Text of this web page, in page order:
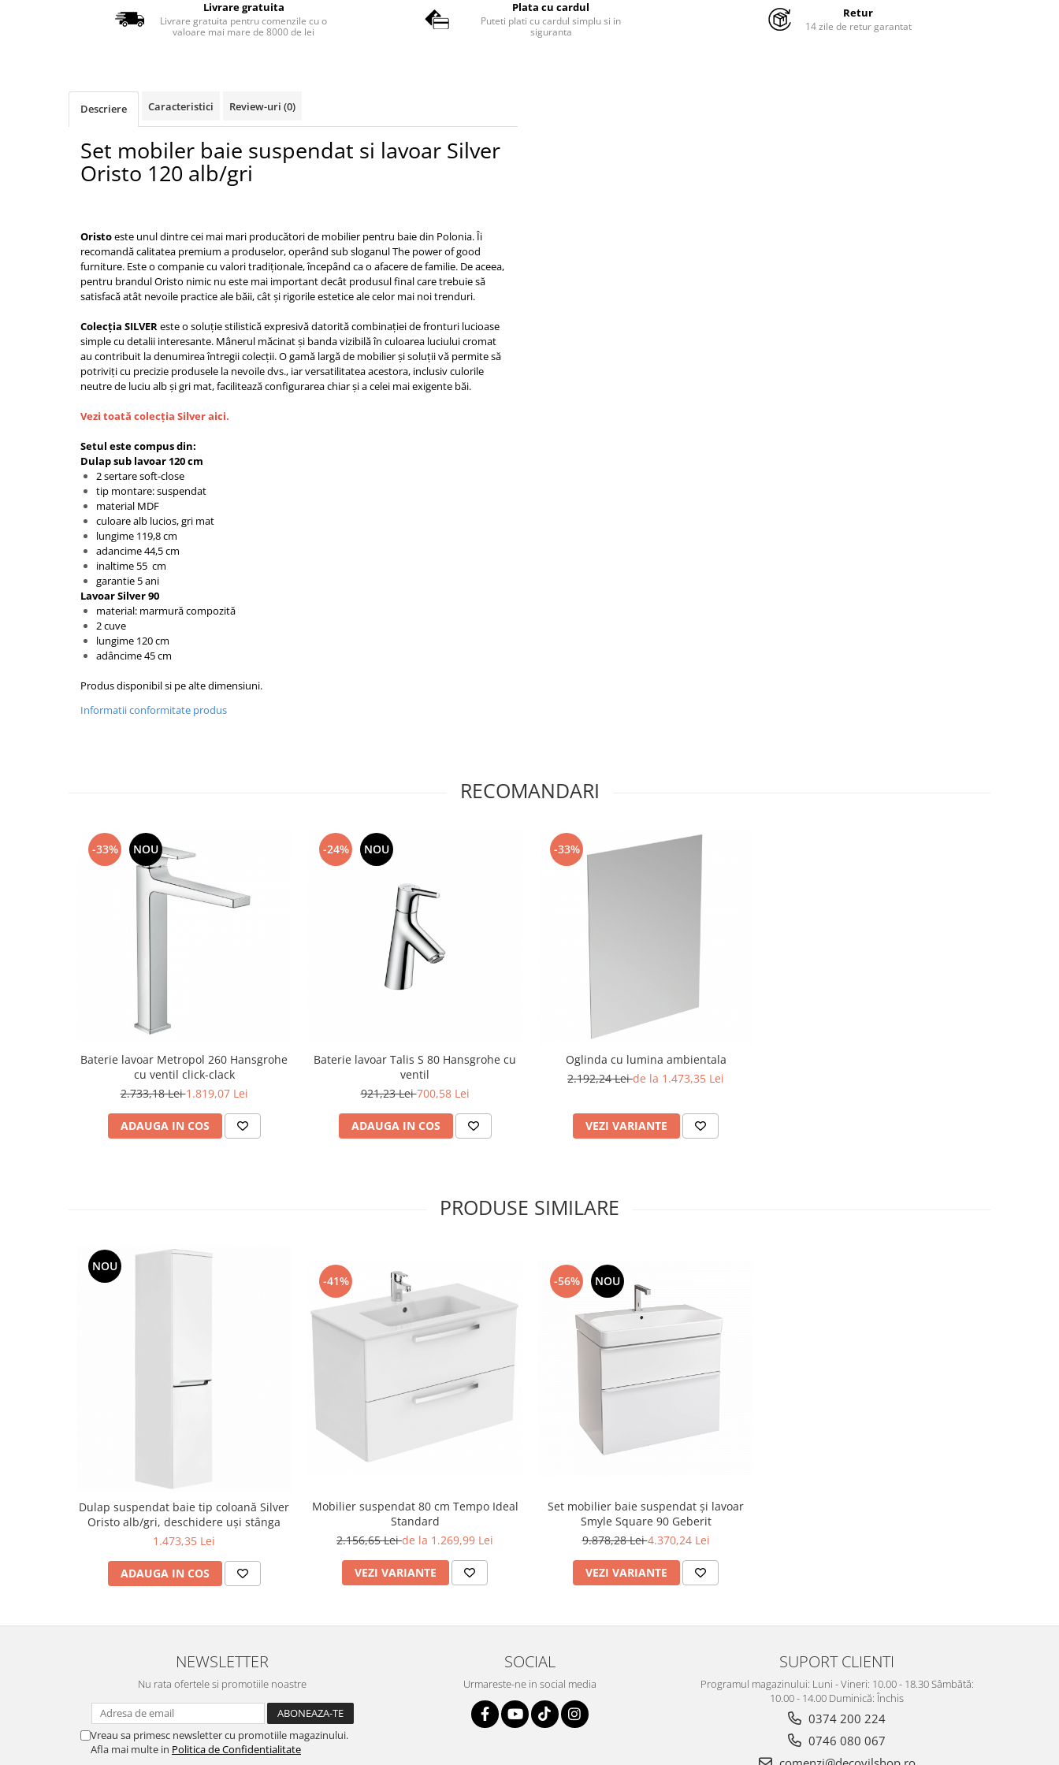
Lavoare pe mobilier
Lavoare incastrabile
Lavoare suspendate,semipiedestal
Vase WC stative
Vase WC suspendate
WC pentru persoane cu dizabilitati
Capace WC softclose
Capace WC clasice
Capace bideuri
Livrare gratuita
Livrare gratuita pentru comenzile cu o
valoare mai mare de 8000 de lei
Plata cu cardul
Puteti plati cu cardul simplu si in
siguranta
Retur
14 zile de retur garantat
Descriere Caracteristici Review-uri (0)
Set mobiler baie suspendat si lavoar Silver
Oristo 120 alb/gri
Oristoeste unul dintre cei mai mari producători de mobilier pentru baie din Polonia. Îi
recomandă calitatea premium a produselor, operând sub sloganul The power of good
furniture. Este o companie cu valori tradiționale, începând ca o afacere de familie. De aceea,
pentru brandul Oristo nimic nu este mai important decât produsul final care trebuie să
satisfacă atât nevoile practice ale băii, cât și rigorile estetice ale celor mai noi trenduri.
Colecția SILVEReste o soluție stilistică expresivă datorită combinației de fronturi lucioase
simple cu detalii interesante. Mânerul măcinat și banda vizibilă în culoarea luciului cromat
au contribuit la denumirea întregii colecții. O gamă largă de mobilier și soluții vă permite să
potriviți cu precizie produsele la nevoile dvs., iar versatilitatea acestora, inclusiv culorile
neutre de luciu alb și gri mat, facilitează configurarea chiar și a celei mai exigente băi.
Vezi toată colecția Silver aici.
Setul este compus din:
Dulap sub lavoar 120 cm
2 sertare soft-close
tip montare: suspendat
material MDF
culoare alb lucios, gri mat
lungime 119,8 cm
adancime 44,5 cm
inaltime 55 cm
garantie 5 ani
Lavoar Silver 90
material: marmură compozită
2 cuve
lungime 120 cm
adâncime 45 cm
Produs disponibil si pe alte dimensiuni.
Informatii conformitate produs
RECOMANDARI
-33% NOU
Baterie lavoar Metropol 260 Hansgrohe
cu ventil click-clack
2.733,18 Lei1.819,07 Lei
ADAUGA IN COS
-24% NOU
Baterie lavoar Talis S 80 Hansgrohe cu
ventil
921,23 Lei700,58 Lei
ADAUGA IN COS
-33%
Oglinda cu lumina ambientala
2.192,24 Leide la 1.473,35 Lei
VEZI VARIANTE
PRODUSE SIMILARE
NOU
Dulap suspendat baie tip coloană Silver
Oristo alb/gri, deschidere uși stânga
1.473,35 Lei
ADAUGA IN COS
-41%
Mobilier suspendat 80 cm Tempo Ideal
Standard
2.156,65 Leide la 1.269,99 Lei
VEZI VARIANTE
-56% NOU
Set mobilier baie suspendat și lavoar
Smyle Square 90 Geberit
9.878,28 Lei4.370,24 Lei
VEZI VARIANTE
NEWSLETTER
Nu rata ofertele si promotiile noastre
Vreau sa primesc newsletter cu promotiile magazinului.
Afla mai multe in Politica de Confidentialitate
SOCIAL
Urmareste-ne in social media
SUPORT CLIENTI
Programul magazinului: Luni - Vineri: 10.00 - 18.30 Sâmbătă:
10.00 - 14.00 Duminică: Închis
0374 200 224
0746 080 067